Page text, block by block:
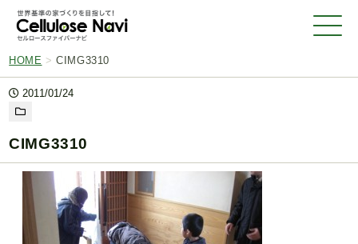
HOME >CIMG3310
2011/01/24
CIMG3310